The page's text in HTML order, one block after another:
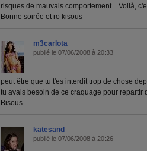
risques de mauvais comportement... Voilà,
Bonne soirée et ro kisous
m3carlota
publié le 07/06/2008 à 20:33
peut être que tu t'es interdit trop de chose
tu avais besoin de ce craquage pour repartir
Bisous
katesand
publié le 07/06/2008 à 20:26